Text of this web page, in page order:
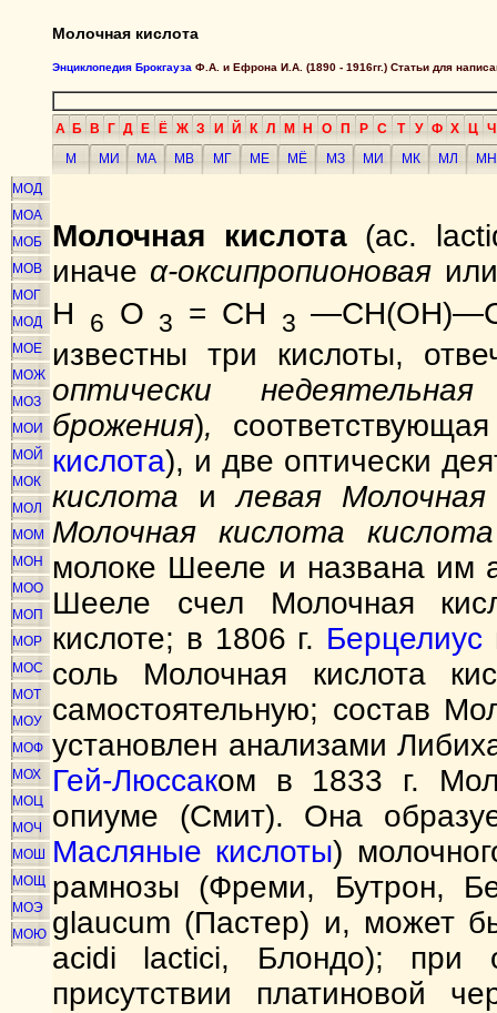
Молочная кислота
Энциклопедия Брокгауза Ф.А. и Ефрона И.А. (1890 - 1916гг.) Статьи для
А Б В Г Д Е Ё Ж З И Й К Л М Н О П Р С Т У Ф Х Ц Ч
М
МИ МА МВ МГ МЕ МЁ МЗ МИ МК МЛ
МН
МОД
МОА
МОБ
МОВ
МОГ
МОД
МОЕ
МОЖ
МОЗ
МОИ
МОЙ
МОК
МОЛ
МОМ
МОН
МОО
МОП
МОР
МОС
МОТ
МОУ
МОФ
МОХ
МОЦ
МОЧ
МОШ
МОЩ
МОЭ
МОЮ
Молочная кислота(ас.
иначе α-оксипропионовая
Н
6 О 3 = СН 3
известны три кислоты,
оптически
брожения),
кислота), и две оптически
кислота илевая
Молочная кислота кислота
молоке Шееле и названа им
Шееле счел Молочная
кислоте; в 1806 г. Берцелиус
соль Молочная кислота
самостоятельную; состав
установлен анализами
Гей-Люссаком в 1833 г.
опиуме (Смит). Она
Масляные кислоты)
рамнозы (Фреми, Бутрон,
glaucum (Пастер) и, может
acidi lactici, Блондо); при
присутствии платиновой